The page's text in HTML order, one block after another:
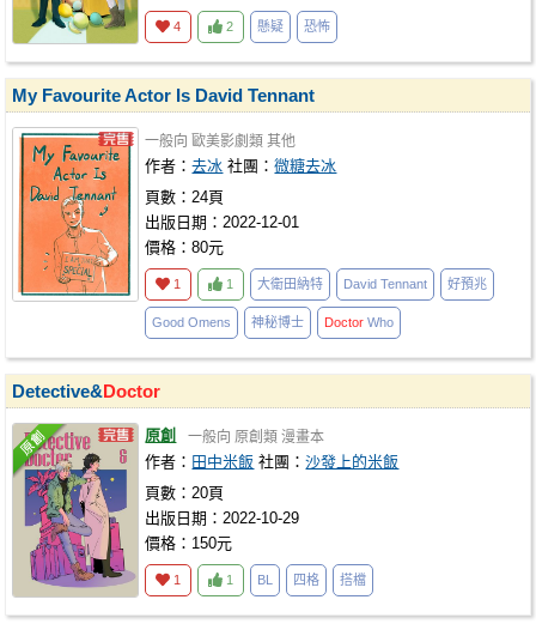
4 2 懸疑 恐怖
My Favourite Actor Is David Tennant
一般向 歐美影劇類 其他
作者：去冰 社團：微糖去冰
頁數：24頁
出版日期：2022-12-01
價格：80元
1 1 大衛田納特 David Tennant 好預兆
Good Omens 神秘博士 Doctor Who
Detective&Doctor
原創 一般向 原創類 漫畫本
作者： 田中米飯 社團：沙發上的米飯
頁數：20頁
出版日期：2022-10-29
價格：150元
1 1 BL 四格 ︀搭檔